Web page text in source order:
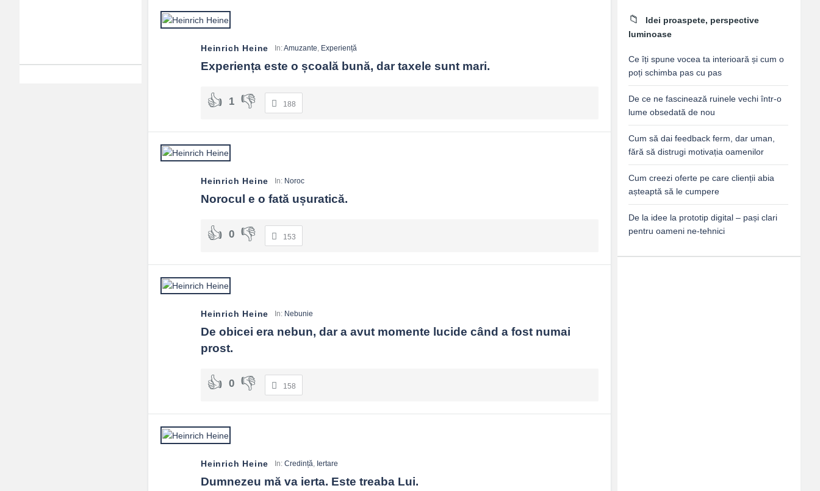
Heinrich Heine In:Amuzante Experiență
Experiența este o școală bună, dar taxele sunt mari.
1 188
Heinrich Heine In: Noroc
Norocul e o fată ușuratică.
0 153
Heinrich Heine In: Nebunie
De obicei era nebun, dar a avut momente lucide când a fost numai
prost.
0 158
Heinrich Heine In:Credință Iertare
Dumnezeu mă va ierta. Este treaba Lui.
Idei proaspete, perspective
luminoase
Ce îți spune vocea ta interioară și cum o
poți schimba pas cu pas
De ce ne fascinează ruinele vechi într-o
lume obsedată de nou
Cum să dai feedback ferm, dar uman,
fără să distrugi motivația oamenilor
Cum creezi oferte pe care clienții abia
așteaptă să le cumpere
De la idee la prototip digital – pași clari
pentru oameni ne-tehnici